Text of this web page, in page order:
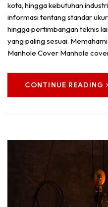
kota, hingga kebutuhan
informasi tentang standar
hingga pertimbangan teknis
yang paling sesuai.
Manhole Cover Manhole
CONTINUE READING